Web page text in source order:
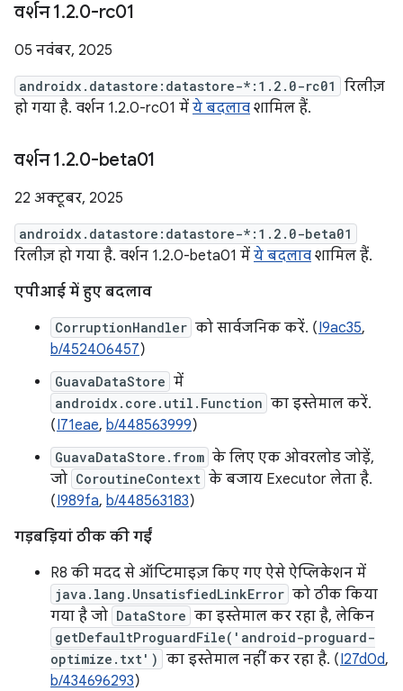
वर्शन 1.2.0-rc01
05 नवंबर, 2025
androidx.datastore:datastore-*:1.2.0-rc01
रिलीज़
हो गया है. वर्शन 1.2.0-rc01 में ये बदलाव शामिल हैं.
वर्शन 1.2.0-beta01
22 अक्टूबर, 2025
androidx.datastore:datastore-*:1.2.0-beta01
रिलीज़ हो गया है. वर्शन 1.2.0-beta01 में ये बदलाव शामिल हैं.
एपीआई में हुए बदलाव
CorruptionHandler को सार्वजनिक करें. (I9ac35,
b/452406457)
GuavaDataStore में
androidx.core.util.Function का इस्तेमाल करें.
(I71eae, b/448563999)
GuavaDataStore.from के लिए एक ओवरलोड जोड़ें,
जो CoroutineContext के बजाय Executor लेता है.
(I989fa, b/448563183)
गड़बड़ियां ठीक की गईं
R8 की मदद से ऑप्टिमाइज़ किए गए ऐसे ऐप्लिकेशन में
java.lang.UnsatisfiedLinkError को ठीक किया
गया है जो DataStore का इस्तेमाल कर रहा है, लेकिन
getDefaultProguardFile('android-proguard-
optimize.txt') का इस्तेमाल नहीं कर रहा है. (I27d0d,
b/434696293)